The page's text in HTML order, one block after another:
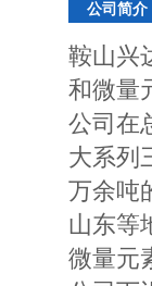
公司简介
鞍山兴
和微量
公司在
大系列
万余吨
山东等
微量元